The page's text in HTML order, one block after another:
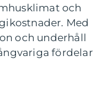
och
Med
och underhåll
fördelar